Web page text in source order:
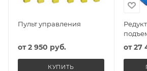
Пульт управления
от2 950 руб.
КУПИТЬ
от27